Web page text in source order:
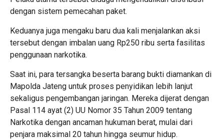
dengan sistem pemecahan paket.
Keduanya juga mengaku baru dua kali menjalankan aksi
tersebut dengan imbalan uang Rp250 ribu serta fasilitas
penggunaan narkotika.
Saat ini, para tersangka beserta barang bukti diamankan di
Mapolda Jateng untuk proses penyidikan lebih lanjut
sekaligus pengembangan jaringan. Mereka dijerat dengan
Pasal 114 ayat (2) UU Nomor 35 Tahun 2009 tentang
Narkotika dengan ancaman hukuman berat, mulai dari
penjara maksimal 20 tahun hingga seumur hidup.